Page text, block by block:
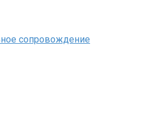
сопровождение